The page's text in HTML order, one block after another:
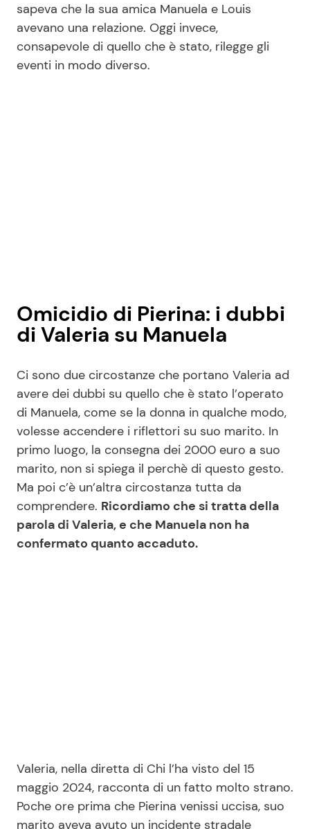
Info
Chi siamo
sapeva che la sua amica Manuela e Louis
avevano una relazione. Oggi invece,
consapevole di quello che è stato, rilegge gli
eventi in modo diverso.
Omicidio di Pierina: i dubbi
di Valeria su Manuela
Ci sono due circostanze che portano Valeria ad
avere dei dubbi su quello che è stato l’operato
di Manuela, come se la donna in qualche modo,
volesse accendere i riflettori su suo marito. In
primo luogo, la consegna dei 2000 euro a suo
marito, non si spiega il perchè di questo gesto.
Ma poi c’è un’altra circostanza tutta da
comprendere. Ricordiamo che si tratta della
parola di Valeria, e che Manuela non ha
confermato quanto accaduto.
Valeria, nella diretta di Chi l’ha visto del 15
maggio 2024, racconta di un fatto molto strano.
Poche ore prima che Pierina venissi uccisa, suo
marito aveva avuto un incidente stradale